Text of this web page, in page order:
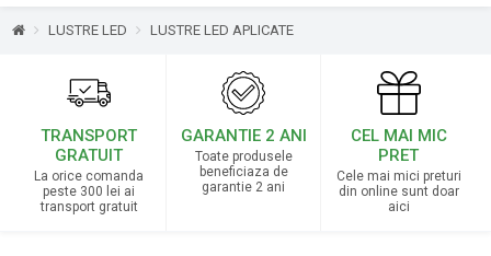
LUSTRE LED LUSTRE LED APLICATE
TRANSPORT
GRATUIT
La orice comanda
peste 300 lei ai
transport gratuit
GARANTIE 2 ANI
Toate produsele
beneficiaza de
garantie 2 ani
CEL MAI MIC
PRET
Cele mai mici preturi
din online sunt doar
aici